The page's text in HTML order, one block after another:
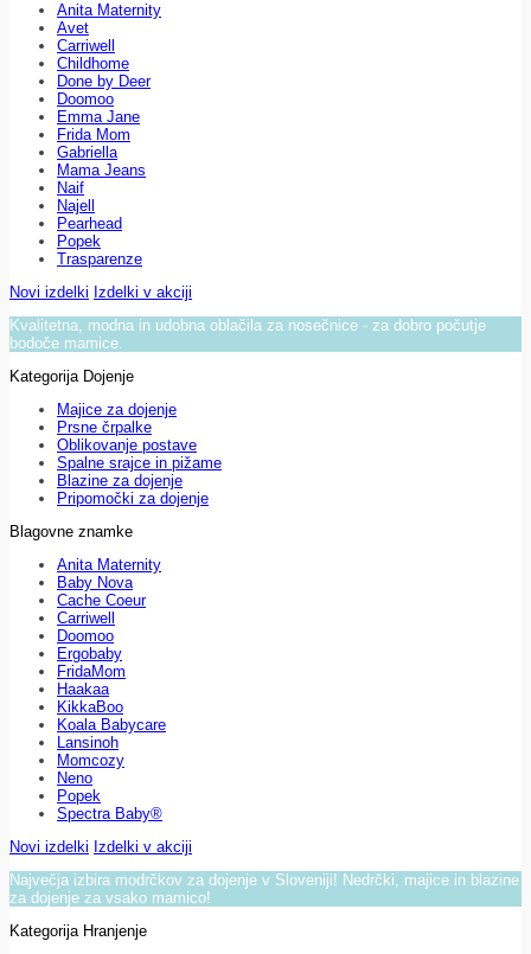
Anita Maternity
Avet
Carriwell
Childhome
Done by Deer
Doomoo
Emma Jane
Frida Mom
Gabriella
Mama Jeans
Naif
Najell
Pearhead
Popek
Trasparenze
Novi izdelki Izdelki v akciji
Kvalitetna, modna in udobna oblačila za nosečnice - za dobro počutje
bodoče mamice.
Kategorija Dojenje
Majice za dojenje
Prsne črpalke
Oblikovanje postave
Spalne srajce in pižame
Blazine za dojenje
Pripomočki za dojenje
Blagovne znamke
Anita Maternity
Baby Nova
Cache Coeur
Carriwell
Doomoo
Ergobaby
FridaMom
Haakaa
KikkaBoo
Koala Babycare
Lansinoh
Momcozy
Neno
Popek
Spectra Baby®
Novi izdelki Izdelki v akciji
Največja izbira modrčkov za dojenje v Sloveniji! Nedrčki, majice in blazine
za dojenje za vsako mamico!
Kategorija Hranjenje